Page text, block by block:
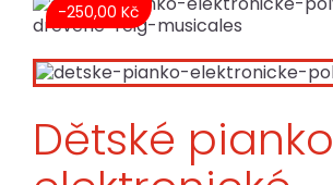
-250,00 Kč
Dětské pianko